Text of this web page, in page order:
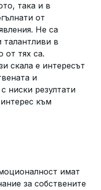
така и в
от
Не са
в
от тях са.
скала е интересът
и
ниски резултати
към
имат
за собствените